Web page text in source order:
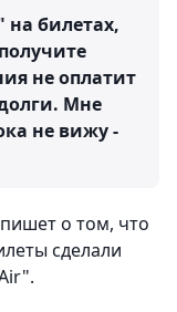
билетах,
не оплатит
Мне
не вижу -
о том, что
сделали